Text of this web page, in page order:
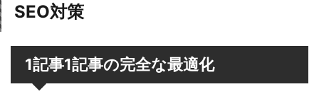
SEO対策
1記事1記事の完全な最適化